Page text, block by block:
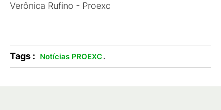
Verônica Rufino - Proexc
Tags : Notícias PROEXC.